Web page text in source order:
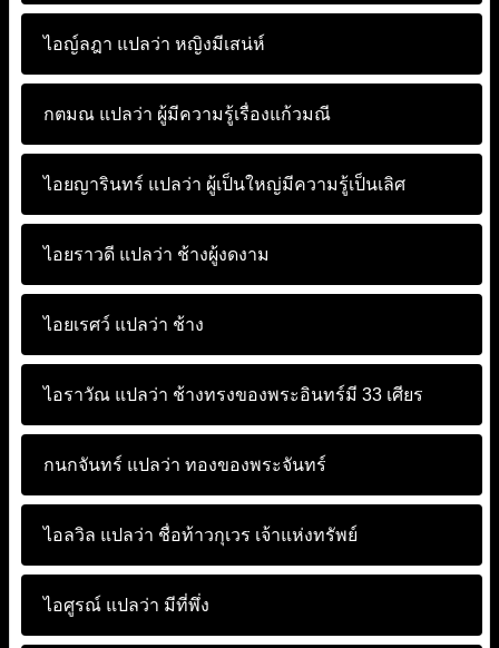
ไอญ์ลฎา แปลว่า หญิงมีเสน่ห์
กตมณ แปลว่า ผู้มีความรู้เรื่องแก้วมณี
ไอยญารินทร์ แปลว่า ผู้เป็นใหญ่มีความรู้เป็นเลิศ
ไอยราวดี แปลว่า ช้างผู้งดงาม
ไอยเรศว์ แปลว่า ช้าง
ไอราวัณ แปลว่า ช้างทรงของพระอินทร์มี 33 เศียร
กนกจันทร์ แปลว่า ทองของพระจันทร์
ไอลวิล แปลว่า ชื่อท้าวกุเวร เจ้าแห่งทรัพย์
ไอศูรณ์ แปลว่า มีที่พึ่ง